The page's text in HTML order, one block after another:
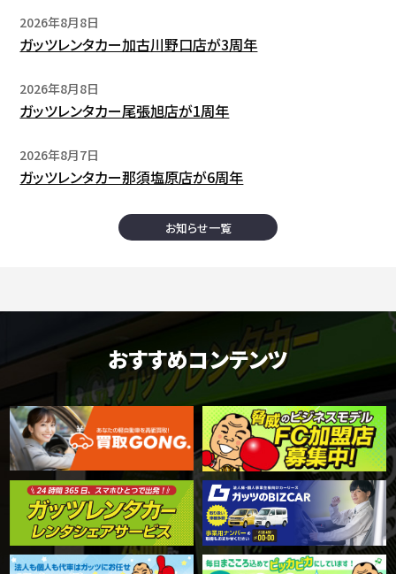
2026年8月8日
ガッツレンタカー加古川野口店が3周年
2026年8月8日
ガッツレンタカー尾張旭店が1周年
2026年8月7日
ガッツレンタカー那須塩原店が6周年
お知らせ一覧
おすすめコンテンツ